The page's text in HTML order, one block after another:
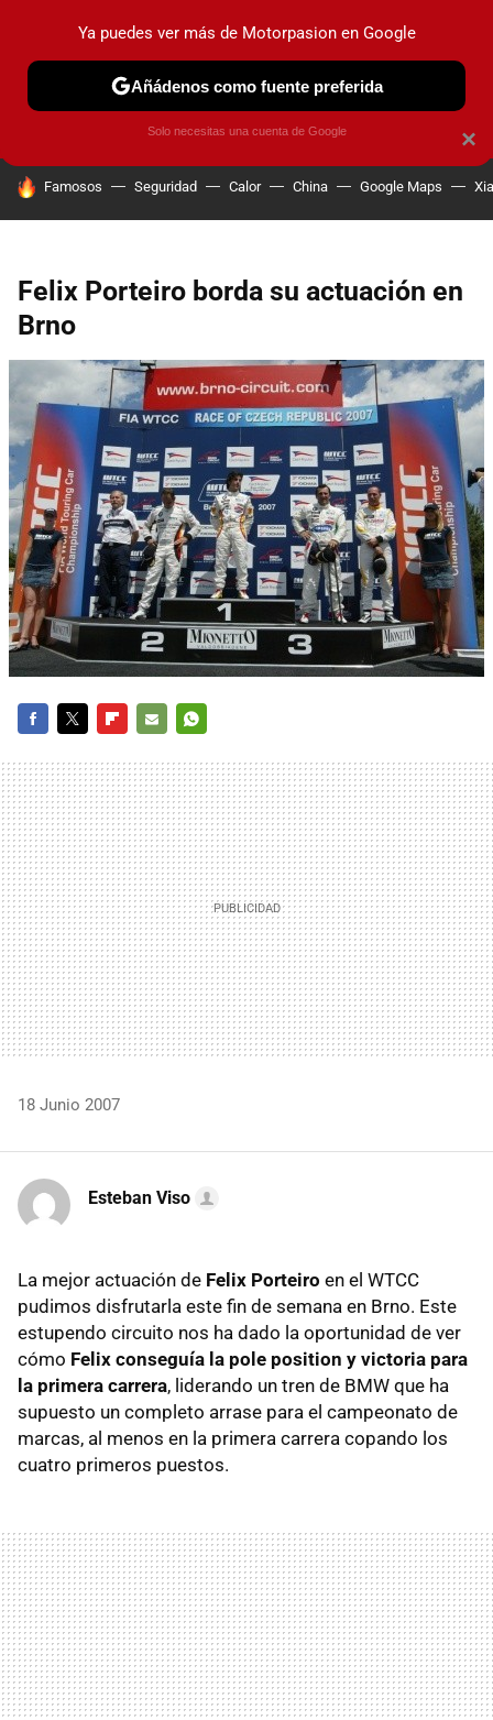
PRUEBAS COCHES ELÉCTRICOS OBSERVATORIO
HOY SE HABLA DE
Famosos Seguridad Calor China Google Maps
Felix Porteiro borda su actuación en
Brno
MAIL
18 Junio 2007
Esteban Viso
La mejor actuación de Felix Porteiro en el WTCC
pudimos disfrutarla este fin de semana en Brno. Este
estupendo circuito nos ha dado la oportunidad de ver
cómo Felix conseguía la pole position y victoria para
la primera carrera, liderando un tren de BMW que ha
supuesto un completo arrase para el campeonato de
marcas, al menos en la primera carrera copando los
cuatro primeros puestos.
×
Ya puedes ver más de Motorpasion en Google
Añádenos como fuente preferida
Solo necesitas una cuenta de Google